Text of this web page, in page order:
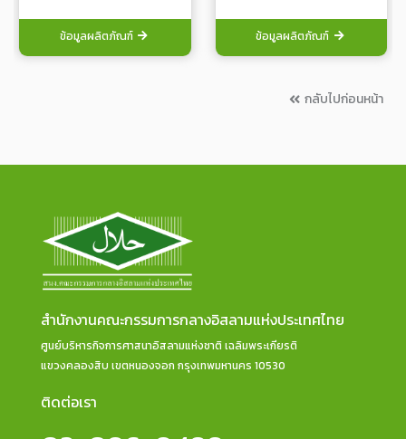
ข้อมูลผลิตภัณฑ์ ข้อมูลผลิตภัณฑ์
กลับไปก่อนหน้า
สำนักงานคณะกรรมการกลางอิสลามแห่งประเทศไทย
ศูนย์บริหารกิจการศาสนาอิสลามแห่งชาติ เฉลิมพระเกียรติ
แขวงคลองสิบ เขตหนองจอก กรุงเทพมหานคร 10530
ติดต่อเรา